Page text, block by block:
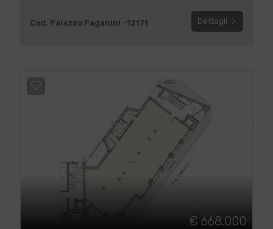
Cod. Palazzo Paganini -12171 Dettagli
€ 668.000